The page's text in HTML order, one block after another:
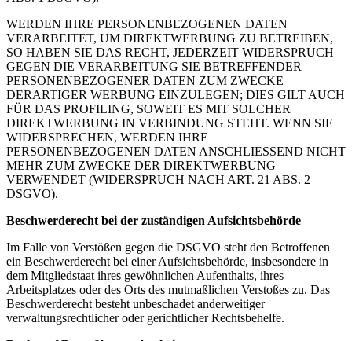
WERDEN IHRE PERSONENBEZOGENEN DATEN
VERARBEITET, UM DIREKTWERBUNG ZU BETREIBEN,
SO HABEN SIE DAS RECHT, JEDERZEIT WIDERSPRUCH
GEGEN DIE VERARBEITUNG SIE BETREFFENDER
PERSONENBEZOGENER DATEN ZUM ZWECKE
DERARTIGER WERBUNG EINZULEGEN; DIES GILT AUCH
FÜR DAS PROFILING, SOWEIT ES MIT SOLCHER
DIREKTWERBUNG IN VERBINDUNG STEHT. WENN SIE
WIDERSPRECHEN, WERDEN IHRE
PERSONENBEZOGENEN DATEN ANSCHLIESSEND NICHT
MEHR ZUM ZWECKE DER DIREKTWERBUNG
VERWENDET (WIDERSPRUCH NACH ART. 21 ABS. 2
DSGVO).
Beschwerderecht bei der zuständigen Aufsichtsbehörde
Im Falle von Verstößen gegen die DSGVO steht den Betroffenen
ein Beschwerderecht bei einer Aufsichtsbehörde, insbesondere in
dem Mitgliedstaat ihres gewöhnlichen Aufenthalts, ihres
Arbeitsplatzes oder des Orts des mutmaßlichen Verstoßes zu. Das
Beschwerderecht besteht unbeschadet anderweitiger
verwaltungsrechtlicher oder gerichtlicher Rechtsbehelfe.